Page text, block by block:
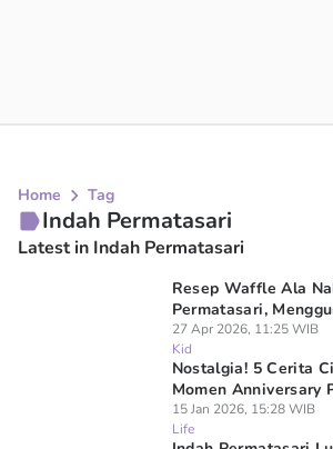
Home Tag
Indah Permatasari
Latest in Indah Permatasari
Resep Waffle Ala
Permatasari,
27 Apr 2026, 11:25 WIB
Kid
Nostalgia! 5 Cerita
Momen Anniversary
15 Jan 2026, 15:28 WIB
Life